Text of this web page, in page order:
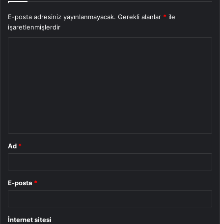
E-posta adresiniz yayınlanmayacak. Gerekli alanlar * ile
işaretlenmişlerdir
Ad *
E-posta *
İnternet sitesi